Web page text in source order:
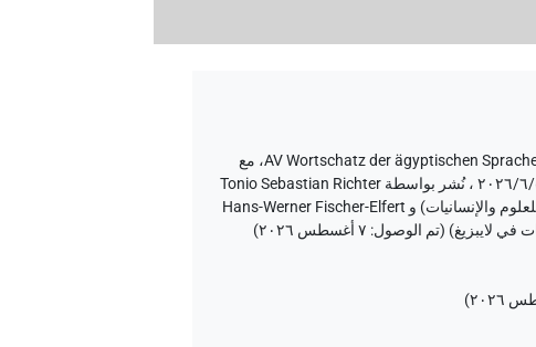
، مع
إصدار المتن ٢٠، إصدار تطبيق الويب ۱.٥.٢، ٢٠٢٦/٦/٥ ، نُشر بواسطة Tonio Sebastian Richter
و Daniel A. Werning نيابة عن Berlin-Brandenburgische Akademie der Wissenschaften (أكاديمية برلين-براندنبورغ للعلوم والإنسانيات) و Hans-Werner Fischer-Elfert
٧ أغسطس ٢٠٢٦ )
)